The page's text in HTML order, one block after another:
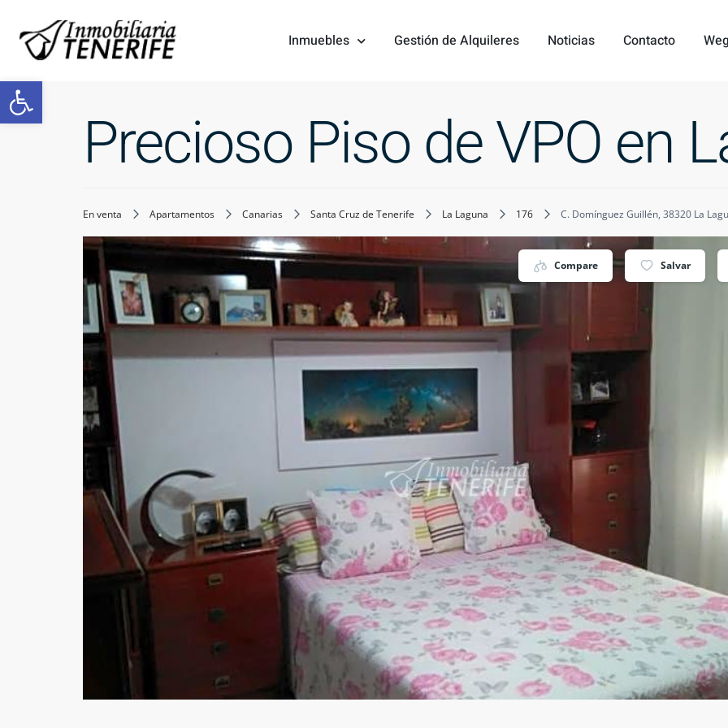
Abrir barra de herramientas
Inmuebles Gestión de Alquileres Noticias Contacto
Precioso Piso de VPO en
En venta Apartamentos Canarias Santa Cruz de Tenerife La Laguna 176 C. Domínguez Guillén, 38320 La
Compare Salvar